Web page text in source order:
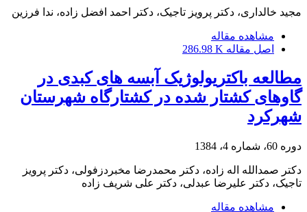
مجید خالداری، دکتر پرویز تاجیک، دکتر احمد افضل زاده، ندا فرزین
مشاهده مقاله
اصل مقاله 286.98 K
مطالعه باکتریولوژیک آبسه های کبدی در
گاوهای کشتار شده در کشتارگاه شهرستان
شهرکرد
دوره 60، شماره 4، 1384
دکتر صمدالله اله زاده، دکتر محمدرضا مخبردزفولی، دکتر پرویز
تاجیک، دکتر علیرضا عبدلی، دکتر علی شریف زاده
مشاهده مقاله